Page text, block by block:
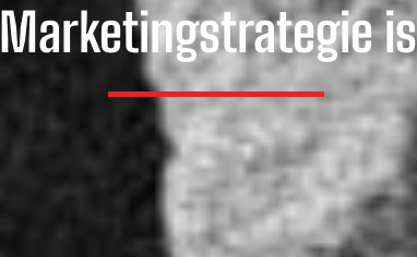
Marketingstrategie